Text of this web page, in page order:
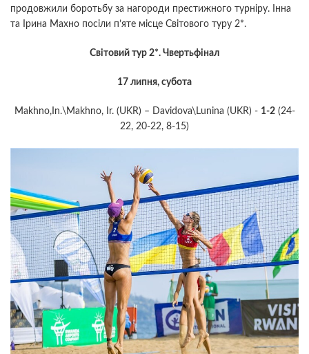
продовжили боротьбу за нагороди престижного турніру. Інна
та Ірина Махно посіли п’яте місце Світового туру 2*.
Світовий тур 2*. Чвертьфінал
17 липня, субота
Makhno,In.\Makhno, Ir. (UKR) – Davidova\Lunina (UKR) - 1-2(24-
22, 20-22, 8-15)